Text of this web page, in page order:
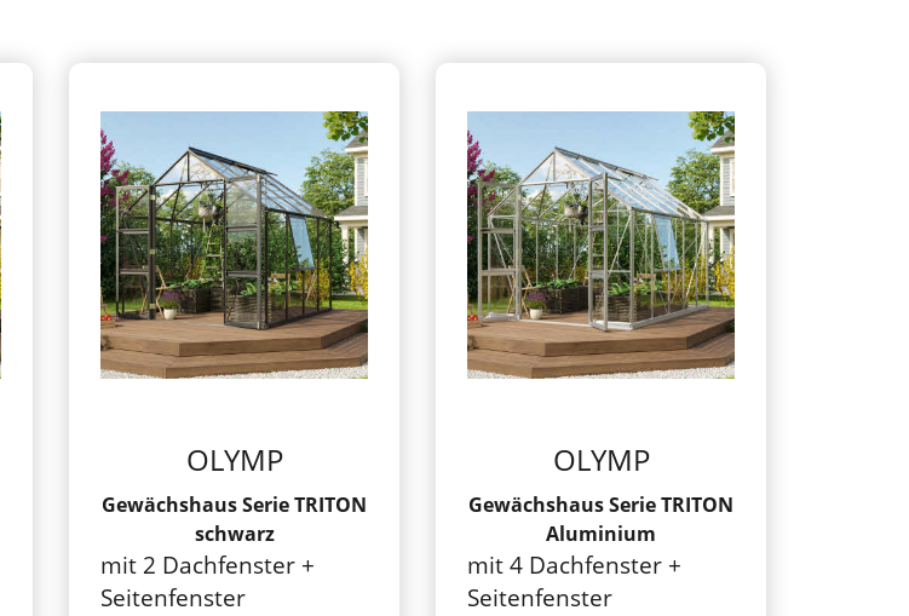
OLYMP
Gewächshaus Serie TRITON
schwarz
mit 2 Dachfenster +
Seitenfenster
OLYMP
Gewächshaus Serie TRITON
Aluminium
mit 4 Dachfenster +
Seitenfenster